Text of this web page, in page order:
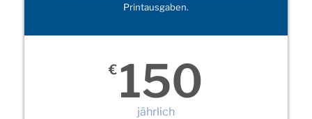
Printausgaben.
€ 150
jährlich